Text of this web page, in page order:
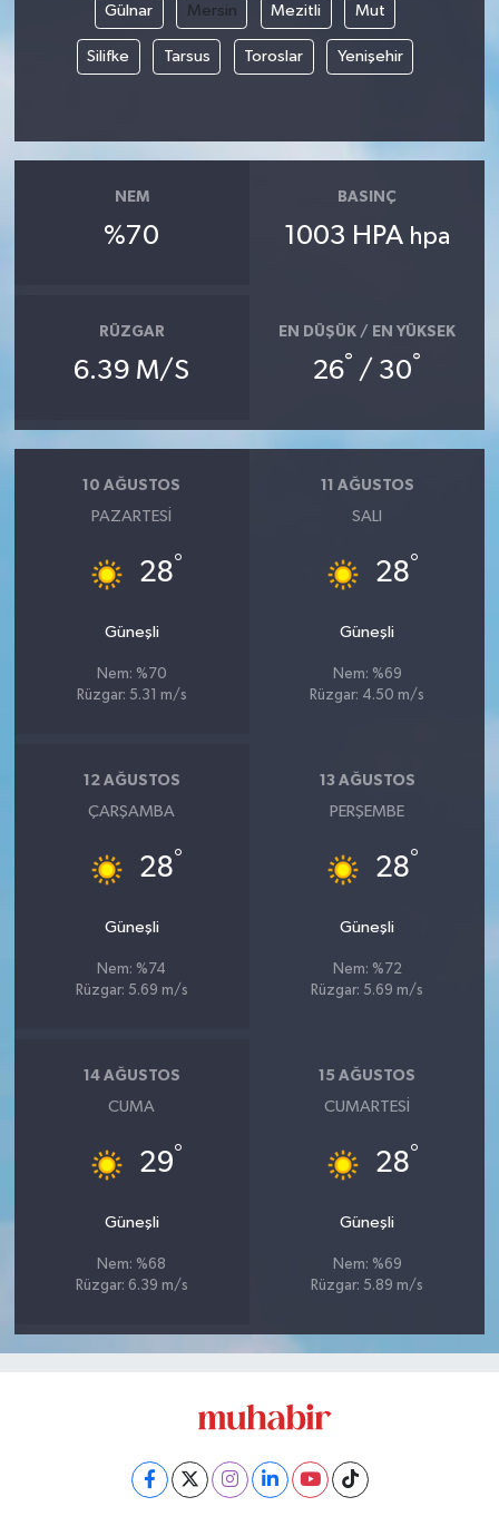
Gülnar Mersin Mezitli Mut
Silifke Tarsus Toroslar Yenişehir
NEM
%70
BASINÇ
1003 HPA hpa
RÜZGAR
6.39 M/S
EN DÜŞÜK / EN YÜKSEK
26° / 30°
10 AĞUSTOS
PAZARTESI
28°
Güneşli
Nem: %70
Rüzgar: 5.31 m/s
11 AĞUSTOS
SALI
28°
Güneşli
Nem: %69
Rüzgar: 4.50 m/s
12 AĞUSTOS
ÇARŞAMBA
28°
Güneşli
Nem: %74
Rüzgar: 5.69 m/s
13 AĞUSTOS
PERŞEMBE
28°
Güneşli
Nem: %72
Rüzgar: 5.69 m/s
14 AĞUSTOS
CUMA
29°
Güneşli
Nem: %68
Rüzgar: 6.39 m/s
15 AĞUSTOS
CUMARTESI
28°
Güneşli
Nem: %69
Rüzgar: 5.89 m/s